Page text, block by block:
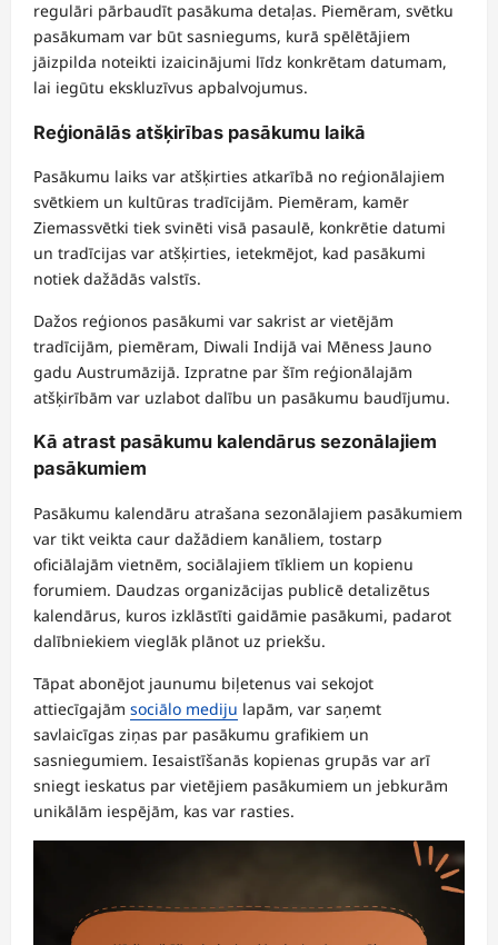
regulāri pārbaudīt pasākuma detaļas. Piemēram, svētku
pasākumam var būt sasniegums, kurā spēlētājiem
jāizpilda noteikti izaicinājumi līdz konkrētam datumam,
lai iegūtu ekskluzīvus apbalvojumus.
Reģionālās atšķirības pasākumu laikā
Pasākumu laiks var atšķirties atkarībā no reģionālajiem
svētkiem un kultūras tradīcijām. Piemēram, kamēr
Ziemassvētki tiek svinēti visā pasaulē, konkrētie datumi
un tradīcijas var atšķirties, ietekmējot, kad pasākumi
notiek dažādās valstīs.
Dažos reģionos pasākumi var sakrist ar vietējām
tradīcijām, piemēram, Diwali Indijā vai Mēness Jauno
gadu Austrumāzijā. Izpratne par šīm reģionālajām
atšķirībām var uzlabot dalību un pasākumu baudījumu.
Kā atrast pasākumu kalendārus sezonālajiem
pasākumiem
Pasākumu kalendāru atrašana sezonālajiem pasākumiem
var tikt veikta caur dažādiem kanāliem, tostarp
oficiālajām vietnēm, sociālajiem tīkliem un kopienu
forumiem. Daudzas organizācijas publicē detalizētus
kalendārus, kuros izklāstīti gaidāmie pasākumi, padarot
dalībniekiem vieglāk plānot uz priekšu.
Tāpat abonējot jaunumu biļetenus vai sekojot
attiecīgajām sociālo mediju lapām, var saņemt
savlaicīgas ziņas par pasākumu grafikiem un
sasniegumiem. Iesaistīšanās kopienas grupās var arī
sniegt ieskatus par vietējiem pasākumiem un jebkurām
unikālām iespējām, kas var rasties.